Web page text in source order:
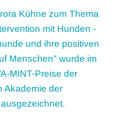
Kühne zum Thema
mit Hunden -
und ihre positiven
Menschen" wurde im
MINT-Preise der
Akademie der